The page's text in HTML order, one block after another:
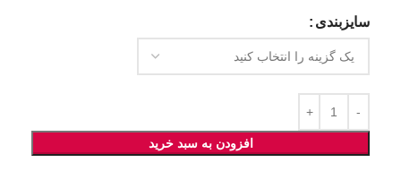
سایزبندی
افزودن به سبد خرید